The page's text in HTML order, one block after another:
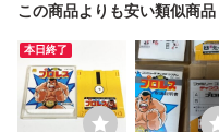
この商品よりも安い類似商品
本日終了